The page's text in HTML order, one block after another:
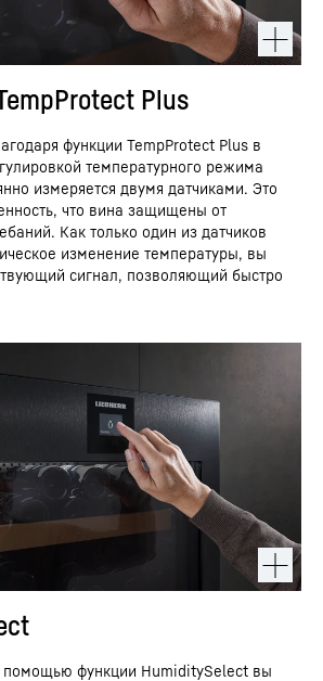
Plus
функции TempProtect Plus в
температурного режима
измеряется двумя датчиками. Это
что вина защищены от
Как только один из датчиков
изменение температуры, вы
сигнал, позволяющий быстро
помощью функции HumiditySelect вы